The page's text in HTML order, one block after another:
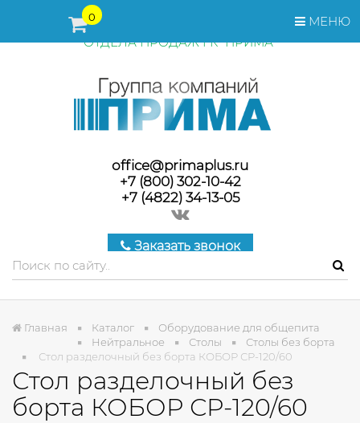
МЕНЮ
0
ПЕРЕД ОФОРМЛЕНИЕМ ЗАКАЗА, СТОИМОСТЬ И СРОКИ
ПОСТАВКИ ТОВАРА УТОЧНЯЙТЕ У МЕНЕДЖЕРОВ
ОТДЕЛА ПРОДАЖ ГК "ПРИМА"
office@primaplus.ru
+7 (800) 302-10-42
+7 (4822) 34-13-05
Заказать звонок
Главная Каталог
Оборудование для общепита
Нейтральное
Столы
Столы без борта
Стол разделочный без борта КОБОР СР-120/60
Стол разделочный без
борта КОБОР СР-120/60